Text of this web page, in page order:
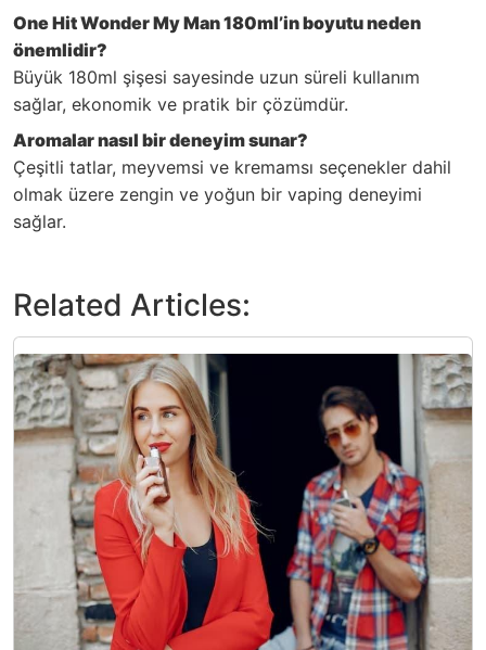
One Hit Wonder My Man 180ml’in boyutu neden
önemlidir?
Büyük 180ml şişesi sayesinde uzun süreli kullanım
sağlar, ekonomik ve pratik bir çözümdür.
Aromalar nasıl bir deneyim sunar?
Çeşitli tatlar, meyvemsi ve kremamsı seçenekler dahil
olmak üzere zengin ve yoğun bir vaping deneyimi
sağlar.
Related Articles: